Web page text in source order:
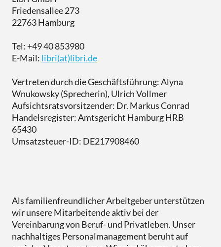
Übersicht
Libri.Warenwirtschaft
Libri.Shopline
tolino
Mein Libri
Services
Schulbuchgeschäft
Just the Best
Best of Manga
Gründung & Nachfolge
eBooks
Verkaufsförderung
Für Autor*innen
Presse
DE EN FR
Friedensallee 273
22763 Hamburg
Tel: +49 40 853980
E-Mail: libri(at)libri.de
Vertreten durch die Geschäftsführung: Alyna
Wnukowsky (Sprecherin), Ulrich Vollmer
Aufsichtsratsvorsitzender: Dr. Markus Conrad
Handelsregister: Amtsgericht Hamburg HRB
65430
Umsatzsteuer-ID: DE217908460
Als familienfreundlicher Arbeitgeber unterstützen
wir unsere Mitarbeitende aktiv bei der
Vereinbarung von Beruf- und Privatleben. Unser
nachhaltiges Personalmanagement beruht auf